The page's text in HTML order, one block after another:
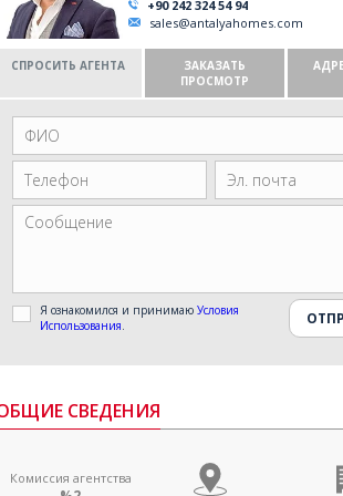
+90 242 324 54 94
sales@antalyahomes.com
СПРОСИТЬ АГЕНТА
ЗАКАЗАТЬ
ПРОСМОТР
Я ознакомился и принимаю Условия
Использования.
СВЕДЕНИЯ
Комиссия агентства